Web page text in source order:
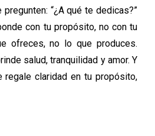
“¿A qué te dedicas?”
con tu propósito, no con tu
ofreces, no lo que produces.
salud, tranquilidad y amor. Y
regale claridad en tu propósito,